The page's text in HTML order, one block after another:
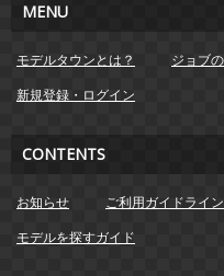
MENU
モデルタウンとは？ ジョブ
新規登録・ログイン
CONTENTS
お知らせ ご利用ガイドライン
モデルを探すガイド